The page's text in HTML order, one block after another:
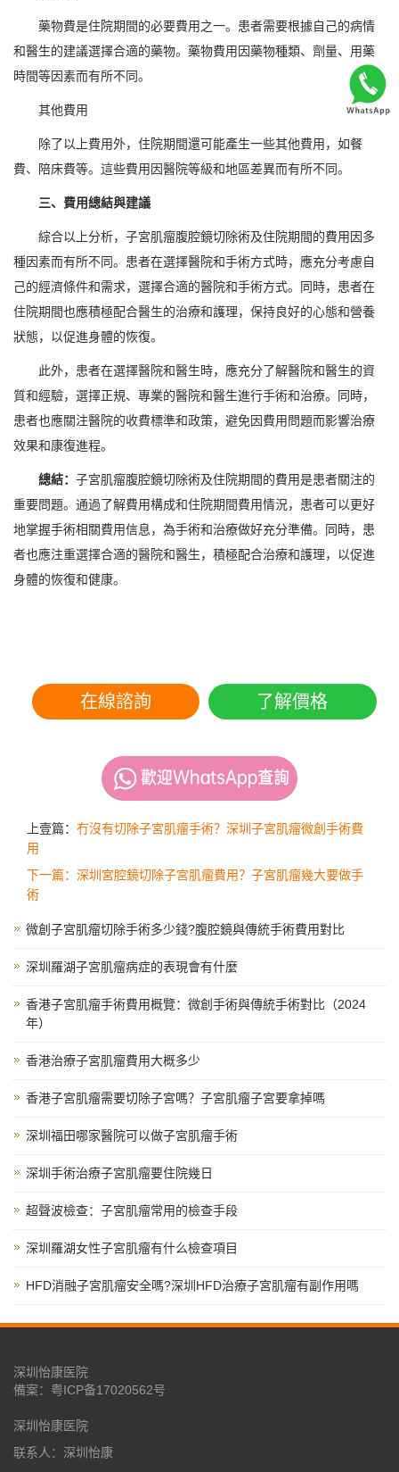
藥物費是住院期間的必要費用之一。患者需要根據自己的病情
和醫生的建議選擇合適的藥物。藥物費用因藥物種類、劑量、用藥
時間等因素而有所不同。
其他費用
除了以上費用外，住院期間還可能產生一些其他費用，如餐
費、陪床費等。這些費用因醫院等級和地區差異而有所不同。
三、費用總結與建議
綜合以上分析，子宮肌瘤腹腔鏡切除術及住院期間的費用因多
種因素而有所不同。患者在選擇醫院和手術方式時，應充分考慮自
己的經濟條件和需求，選擇合適的醫院和手術方式。同時，患者在
住院期間也應積極配合醫生的治療和護理，保持良好的心態和營養
狀態，以促進身體的恢復。
此外，患者在選擇醫院和醫生時，應充分了解醫院和醫生的資
質和經驗，選擇正規、專業的醫院和醫生進行手術和治療。同時，
患者也應關注醫院的收費標準和政策，避免因費用問題而影響治療
效果和康復進程。
總結： 子宮肌瘤腹腔鏡切除術及住院期間的費用是患者關注的
重要問題。通過了解費用構成和住院期間費用情況，患者可以更好
地掌握手術相關費用信息，為手術和治療做好充分準備。同時，患
者也應注重選擇合適的醫院和醫生，積極配合治療和護理，以促進
身體的恢復和健康。
在線諮詢 了解價格
上壹篇： 冇沒有切除子宮肌瘤手術？深圳子宮肌瘤微創手術費
用
下一篇：深圳宮腔鏡切除子宮肌瘤費用？子宮肌瘤幾大要做手
術
微創子宮肌瘤切除手術多少錢?腹腔鏡與傳統手術費用對比
深圳羅湖子宮肌瘤病症的表現會有什麼
香港子宮肌瘤手術費用概覽：微創手術與傳統手術對比（2024
年）
香港治療子宮肌瘤費用大概多少
香港子宮肌瘤需要切除子宮嗎？子宮肌瘤子宮要拿掉嗎
深圳福田哪家醫院可以做子宮肌瘤手術
深圳手術治療子宮肌瘤要住院幾日
超聲波檢查：子宮肌瘤常用的檢查手段
深圳羅湖女性子宮肌瘤有什么檢查項目
HFD消融子宮肌瘤安全嗎?深圳HFD治療子宮肌瘤有副作用嗎
深圳怡康医院
備案： 粤ICP备17020562号
深圳怡康医院
联系人：深圳怡康